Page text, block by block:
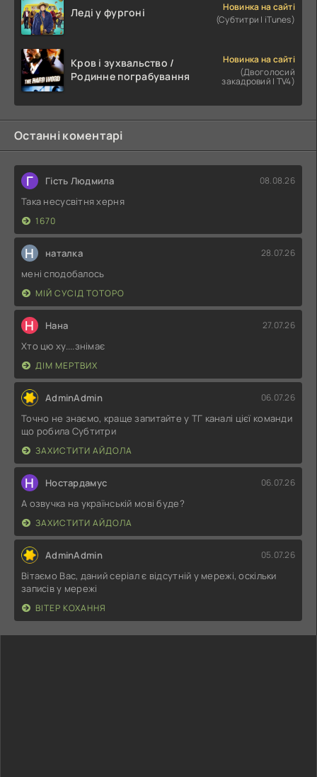
Леді у фургоні
Новинка на сайті
(Субтитри | iTunes)
Кров і зухвальство /
Родинне пограбування
Новинка на сайті
(Двоголосий
закадровий | TV4)
Останні коментарі
Г Гість Людмила 08.08.26
Така несусвітня херня
1670
Н наталка 28.07.26
мені сподобалось
МІЙ СУСІД ТОТОРО
Н Нана 27.07.26
Хто цю ху....знімає
ДІМ МЕРТВИХ
AdminAdmin 06.07.26
Точно не знаємо, краще запитайте у ТГ каналі цієї команди
що робила Субтитри
ЗАХИСТИТИ АЙДОЛА
Н Ностардамус 06.07.26
А озвучка на українській мові буде?
ЗАХИСТИТИ АЙДОЛА
AdminAdmin 05.07.26
Вітаємо Вас, даний серіал є відсутній у мережі, оскільки
записів у мережі
ВІТЕР КОХАННЯ